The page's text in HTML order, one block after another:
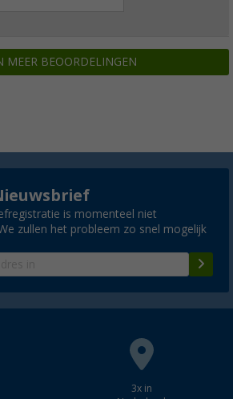
MEER BEOORDELINGEN
is momenteel niet
zullen het probleem zo snel mogelijk
3x in